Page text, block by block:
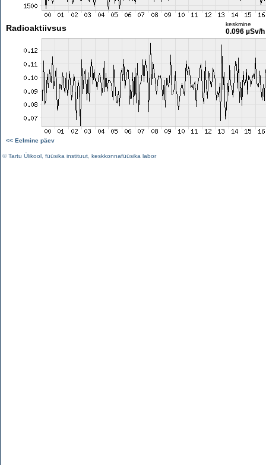
Radioaktiivsus keskmine
0.096 µSv/h
<< Eelmine päev
©Tartu Ülikool füüsika instituut keskkonnafüüsika labor